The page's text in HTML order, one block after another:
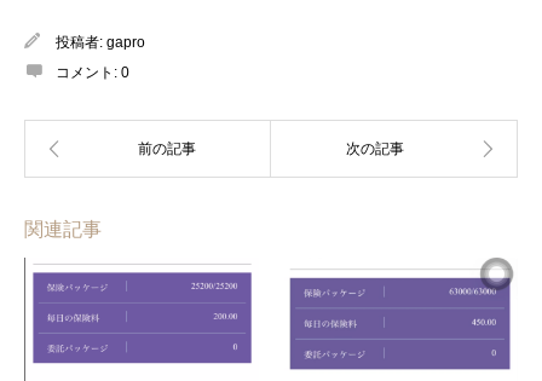
投稿者: gapro
コメント: 0
関連記事